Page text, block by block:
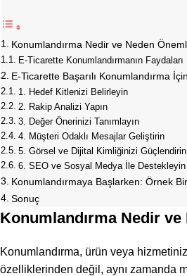
Konumlandırma Nedir ve Neden
E-Ticarette Konumlandırmanın Faydaları
E-Ticarette Başarılı Konumlandırma
1. Hedef Kitlenizi Belirleyin
2. Rakip Analizi Yapın
3. Değer Önerinizi Tanımlayın
4. Müşteri Odaklı Mesajlar Geliştirin
5. Görsel ve Dijital Kimliğinizi Güçlendirin
6. SEO ve Sosyal Medya İle Destekleyin
Konumlandırmaya Başlarken: Örnek
Sonuç
Konumlandırma Nedir
Konumlandırma, ürün veya
özelliklerinden değil, aynı zamanda